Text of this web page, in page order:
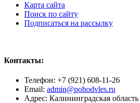
Карта сайта
Поиск по сайту
Подписаться на рассылку
Контакты:
Телефон: +7 (921) 608-11-26
Email: admin@pohodvles.ru
Адрес: Калининградская область